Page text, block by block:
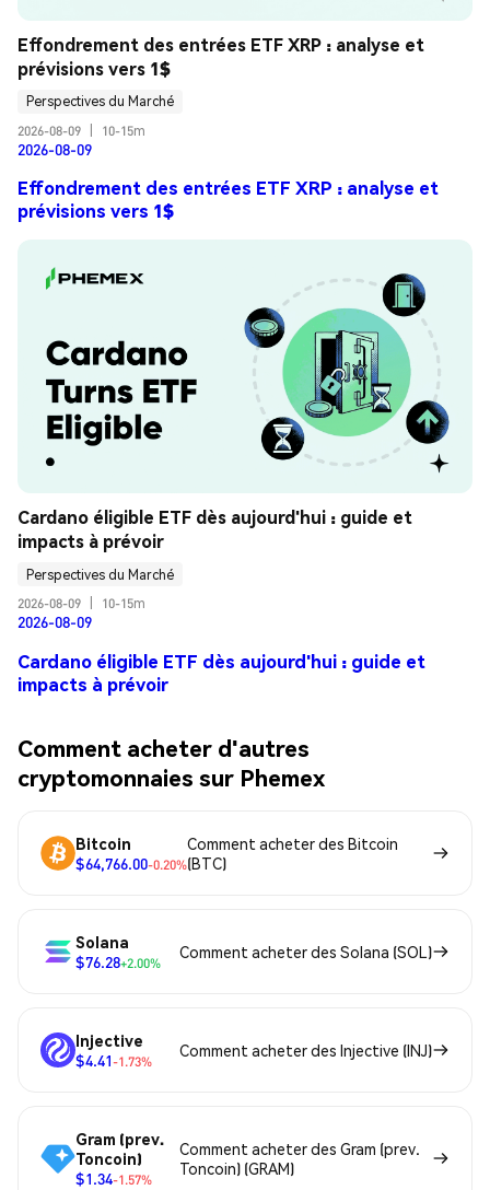
Effondrement des entrées ETF XRP : analyse et
prévisions vers 1$
Perspectives du Marché
2026-08-09
10-15m
2026-08-09
Effondrement des entrées ETF XRP : analyse et
prévisions vers 1$
Cardano éligible ETF dès aujourd'hui : guide et
impacts à prévoir
Perspectives du Marché
2026-08-09
10-15m
2026-08-09
Cardano éligible ETF dès aujourd'hui : guide et
impacts à prévoir
Comment acheter d'autres
cryptomonnaies sur Phemex
Bitcoin
$64,766.00-0.20%
Comment acheter des Bitcoin
(BTC)
Solana
$76.28+2.00%
Comment acheter des Solana (SOL)
Injective
$4.41-1.73%
Comment acheter des Injective (INJ)
Gram (prev.
Toncoin)
$1.34-1.57%
Comment acheter des Gram (prev.
Toncoin) (GRAM)